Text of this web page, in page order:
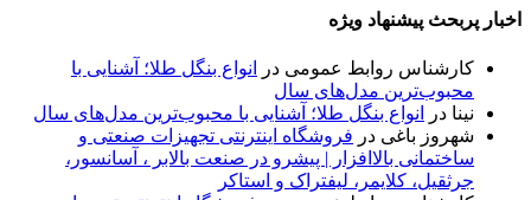
اخبار پربحث پیشنهاد ویژه
کارشناس روابط عمومی در
انواع بنگل طلا؛ آشنایی با
محبوب‌ترین مدل‌های سال
نینا در
انواع بنگل طلا؛ آشنایی با محبوب‌ترین مدل‌های سال
شهروز باغی در فروشگاه اینترنتی تجهیزات صنعتی و
ساختمانی بالاافزار | پیشرو در صنعت بالابر ، آسانسور،
جرثقیل، کلایمر، لیفتراک و استاکر